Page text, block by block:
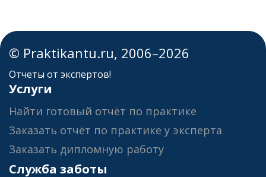
© Praktikantu.ru, 2006–2026
Отчеты от экспертов!
Услуги
Найти готовый отчёт по практике
Заказать отчёт по практике у эксперта
Заказать дипломную работу
Служба заботы